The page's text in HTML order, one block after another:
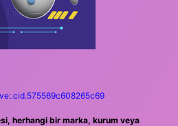
herhangi bir marka, kurum veya